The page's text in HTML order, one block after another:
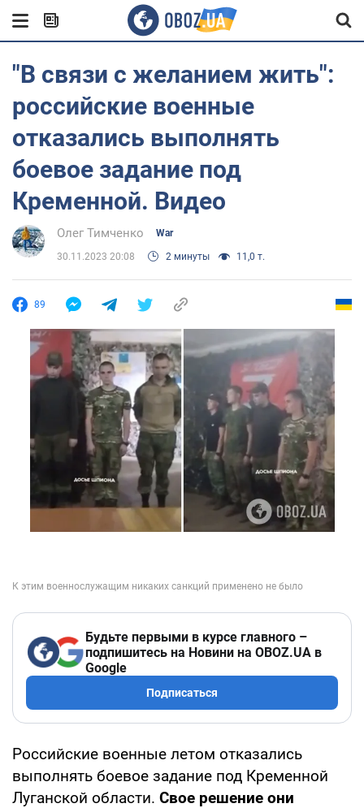
"В связи с желанием жить":
российские военные
отказались выполнять
боевое задание под
Кременной. Видео
Олег Тимченко War
30.11.2023 20:08 2 минуты 11,0 т.
89
Будьте первыми в курсе главного –
подпишитесь на Новини на OBOZ.UA в
Google
Подписаться
Российские военные летом отказались
выполнять боевое задание под Кременной
Луганской области. Свое решение они